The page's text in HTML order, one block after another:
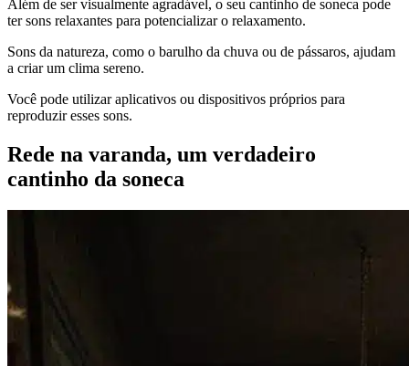
Além de ser visualmente agradável, o seu cantinho de soneca pode
ter sons relaxantes para potencializar o relaxamento.
Sons da natureza, como o barulho da chuva ou de pássaros, ajudam
a criar um clima sereno.
Você pode utilizar aplicativos ou dispositivos próprios para
reproduzir esses sons.
Rede na varanda, um verdadeiro
cantinho da soneca